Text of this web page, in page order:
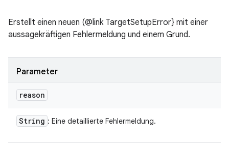
Erstellt einen neuen (@link TargetSetupError} mit einer
aussagekräftigen Fehlermeldung und einem Grund.
Parameter
reason
String : Eine detaillierte Fehlermeldung.